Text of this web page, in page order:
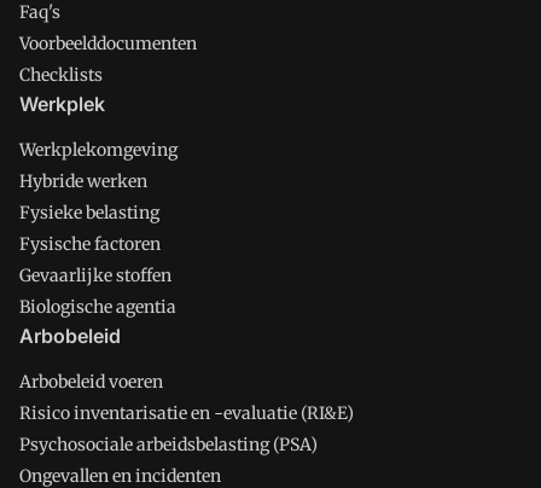
Faq's
Voorbeelddocumenten
Checklists
Werkplek
Werkplekomgeving
Hybride werken
Fysieke belasting
Fysische factoren
Gevaarlijke stoffen
Biologische agentia
Arbobeleid
Arbobeleid voeren
Risico inventarisatie en -evaluatie (RI&E)
Psychosociale arbeidsbelasting (PSA)
Ongevallen en incidenten